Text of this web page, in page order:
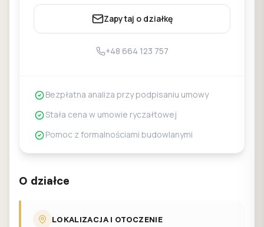
Zapytaj o działkę
+48 664 123 757
Bezpłatna analiza przy podpisaniu umowy
Stała cena w umowie ryczałtowej
Pomoc z formalnościami budowlanymi
O działce
LOKALIZACJA I OTOCZENIE